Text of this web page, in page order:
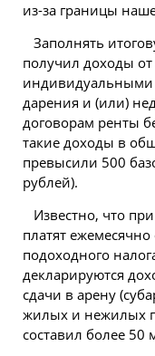
из-за границы
Заполнять
получил доходы
индивидуальными
дарения и (или)
договорам ренты
такие доходы в
превысили 500
рублей).
Известно, что
платят
подоходного
декларируются
сдачи в арену
жилых и нежилых
составил более